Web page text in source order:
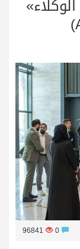
96841